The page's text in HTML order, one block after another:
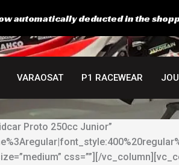
VARAOSAT P1 RACEWEAR
Proto 250cc Junior”
css=””][/
automatically deducted in the